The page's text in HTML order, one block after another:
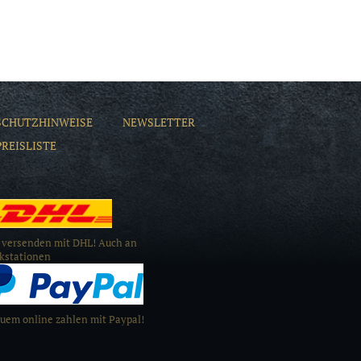
NEWSLETTER
mit DHL! Auch an
online zahlen mit Paypal!